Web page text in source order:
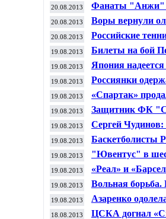
20.08.2013
Фанаты "Анжи"
деньги
20.08.2013
Воры вернули
Ребекке
20.08.2013
Российские
первому раунду
США
19.08.2013
Билеты на бой
до 150 000 руб
19.08.2013
Япония
страны-хозяйки
19.08.2013
Россиянки
художественной
19.08.2013
«Спартак»
евро
19.08.2013 Защитник ФК
19.08.2013
Сергей
завоевать
19.08.2013 Баскетболисты
19.08.2013
"Ювентус" в
Италии по
19.08.2013
«Реал» и
чемпионата
19.08.2013
Вольная
зачет
19.08.2013
Азаренко
турнира в
18.08.2013 ЦСКА догнал